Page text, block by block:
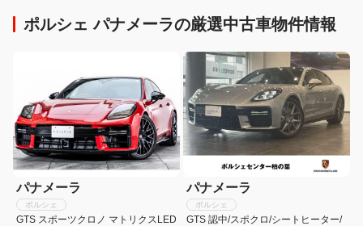
ポルシェ パナメーラの厳選中古車物件情報
パナメーラ
ポルシェ
GTS スポーツクロノ マトリクスLED
パナメーラ
ポルシェ
GTS 認中/スポクロ/シートヒーター/